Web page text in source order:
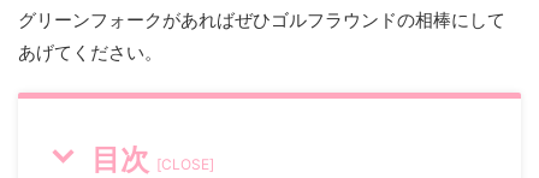
グリーンフォークがあればぜひゴルフラウンドの相棒にして
あげてください。
目次 [CLOSE]